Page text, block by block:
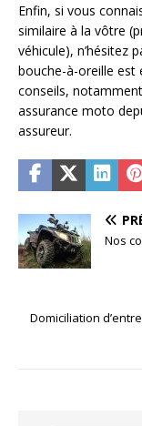
Enfin, si vous
similaire à la vôtre
véhicule), n’hésitez
bouche-à-oreille est
conseils,
assurance moto
assureur.
Nos
Domiciliation